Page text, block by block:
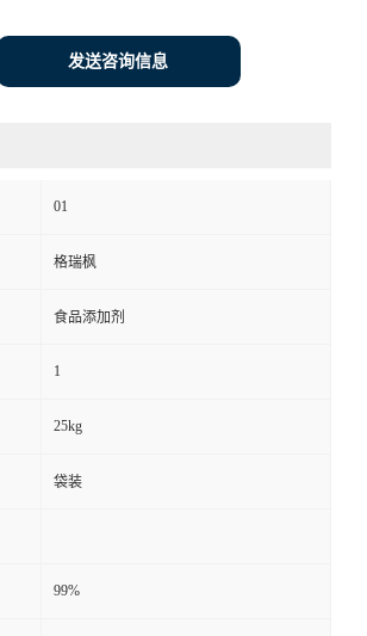
发送咨询信息
01
格瑞枫
食品添加剂
1
25kg
袋装
99%